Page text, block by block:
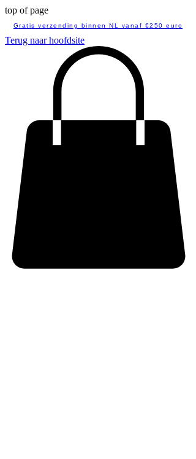
top of page
Gratis verzending binnen NL vanaf €250 euro
Terug naar hoofdsite